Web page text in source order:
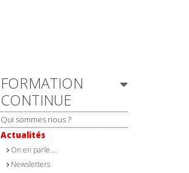
Navigation
FORMATION
CONTINUE
Qui sommes nous ?
Actualités
On en parle...
Newsletters